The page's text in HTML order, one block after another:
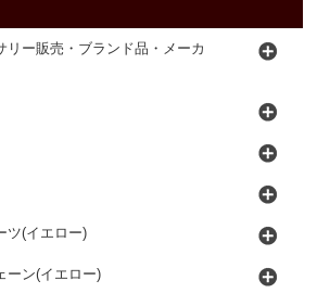
リー販売・ブランド品・メーカ
ツ(イエロー)
ーン(イエロー)